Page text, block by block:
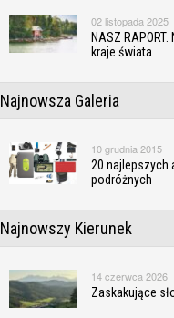
02 listopada 2025
NASZ
kraje świata
Najnowsza Galeria
10 grudnia 2015
20 najlepszych
podróżnych
Najnowszy Kierunek
14 czerwca 2026
Zaskakujące